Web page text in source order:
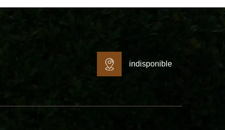
indisponible